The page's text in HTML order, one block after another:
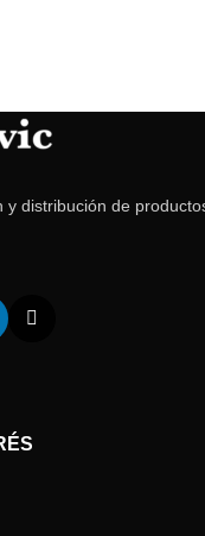
y distribución de